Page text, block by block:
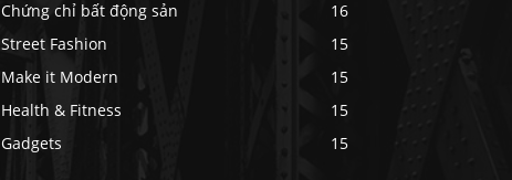
Chứng chỉ bất động sản
16
Street Fashion
15
Make it Modern
15
Health & Fitness
15
Gadgets
15